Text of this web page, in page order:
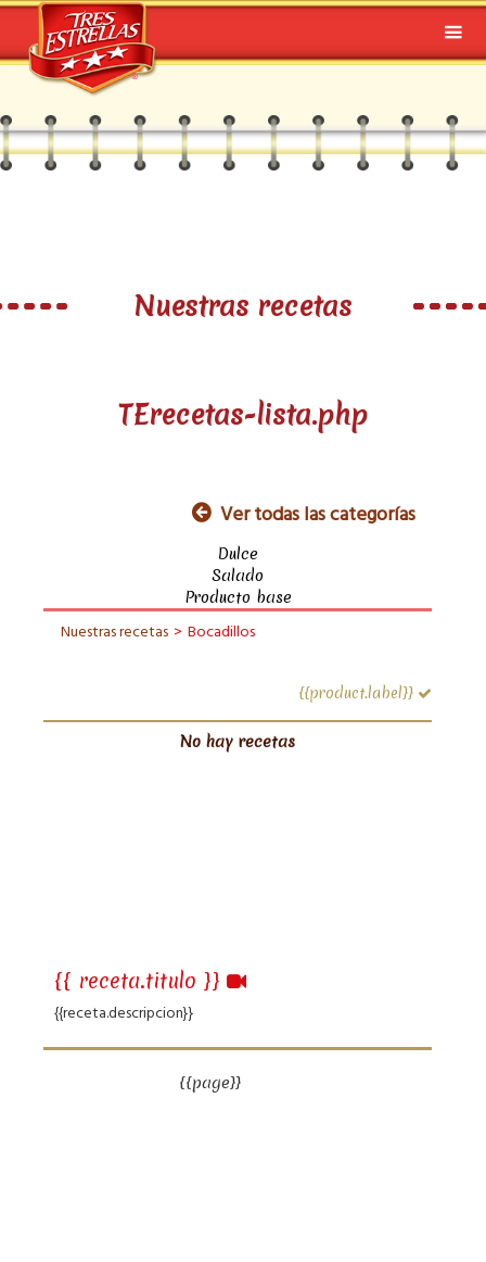
Nuestras recetas
TErecetas-lista.php
Ver todas las categorías
Dulce
Salado
Producto base
Nuestras recetas > Bocadillos
{{product.label}}
No hay recetas
{{ receta.titulo }}
{{receta.descripcion}}
{{page}}